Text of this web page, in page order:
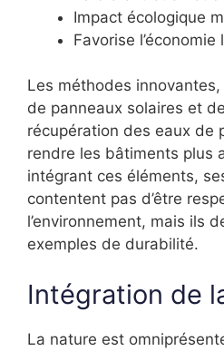
Impact écologique
Favorise l’économie
Les méthodes innovantes,
de panneaux solaires et
récupération des eaux de
rendre les bâtiments plus
intégrant ces éléments,
contentent pas d’être
l’environnement, mais ils
exemples de durabilité.
Intégration de
La nature est